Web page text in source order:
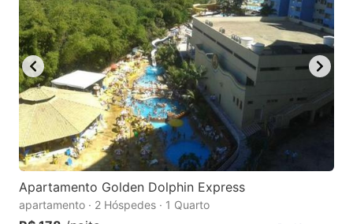
Apartamento Golden Dolphin Express
apartamento · 2 Hóspedes · 1 Quarto